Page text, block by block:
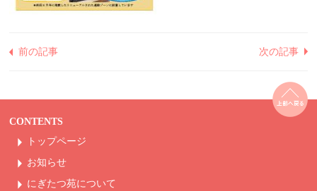
前の記事 次の記事
CONTENTS
トップページ
お知らせ
にぎたつ苑について